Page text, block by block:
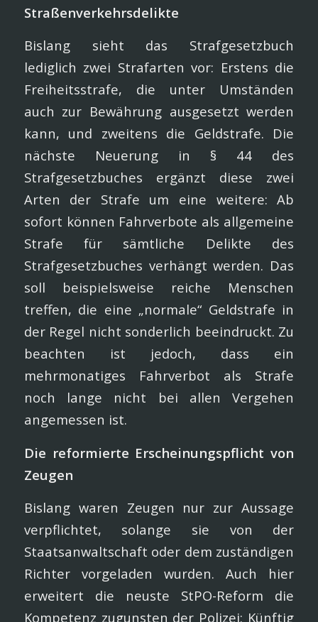
Straßenverkehrsdelikte
Bislang sieht das Strafgesetzbuch
lediglich zwei Strafarten vor: Erstens die
Freiheitsstrafe, die unter Umständen
auch zur Bewährung ausgesetzt werden
kann, und zweitens die Geldstrafe. Die
nächste Neuerung in § 44 des
Strafgesetzbuches ergänzt diese zwei
Arten der Strafe um eine weitere: Ab
sofort können Fahrverbote als allgemeine
Strafe für sämtliche Delikte des
Strafgesetzbuches verhängt werden. Das
soll beispielsweise reiche Menschen
treffen, die eine „normale“ Geldstrafe in
der Regel nicht sonderlich beeindruckt. Zu
beachten ist jedoch, dass ein
mehrmonatiges Fahrverbot als Strafe
noch lange nicht bei allen Vergehen
angemessen ist.
Die reformierte Erscheinungspflicht von
Zeugen
Bislang waren Zeugen nur zur Aussage
verpflichtet, solange sie von der
Staatsanwaltschaft oder dem zuständigen
Richter vorgeladen wurden. Auch hier
erweitert die neuste StPO-Reform die
Kompetenz zugunsten der Polizei: Künftig